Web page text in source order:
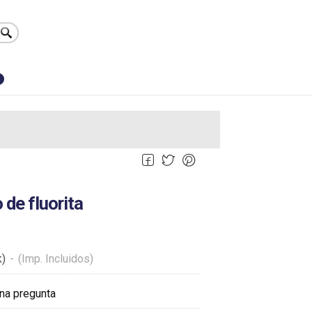
de fluorita
- (Imp. Incluidos)
pregunta